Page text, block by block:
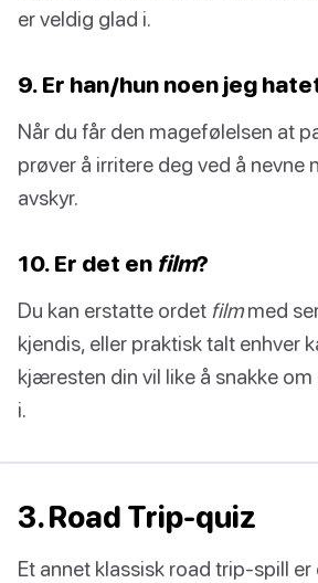
er veldig glad i.
9. Er han/hun noen jeg
Når du får den magefølelsen at
prøver å irritere deg ved å nevne
avskyr.
10. Er det en film?
Du kan erstatte ordet filmmed
kjendis, eller praktisk talt enhver
kjæresten din vil like å snakke
i.
3. Road Trip-quiz
Et annet klassisk road trip-spill er